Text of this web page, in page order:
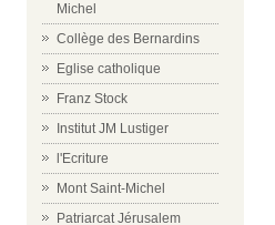
Michel
Collège des Bernardins
Eglise catholique
Franz Stock
Institut JM Lustiger
l'Ecriture
Mont Saint-Michel
Patriarcat Jérusalem